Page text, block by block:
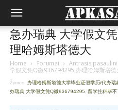
急办瑞典 大学假文
理哈姆斯塔德大
Home › Forumai › Antrasis
学假文凭Q微936794295,办理哈姆斯塔德
Žymos: 办理哈姆斯塔德大学毕业证假学历/代办
办瑞典 大学假文凭Q微936794295
留学挂科毕